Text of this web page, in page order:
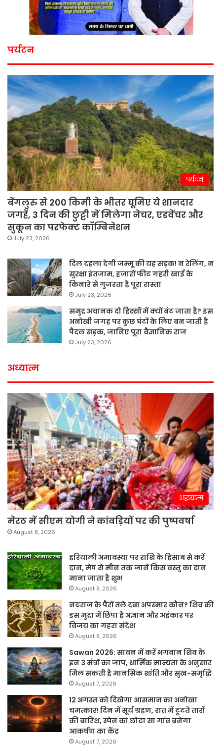
पर्यटन
पर्यटन
बेंगलुरु से 200 किमी के भीतर घूमिए ये शानदार
जगहें, 3 दिन की छुट्टी में मिलेगा नेचर, एडवेंचर और
सुकून का परफेक्ट कॉम्बिनेशन
July 23, 2026
दिल दहला देगी जम्मू की यह सड़क! न रेलिंग, न
सुरक्षा इंतजाम, हजारों फीट गहरी खाई के
किनारे से गुजरता है पूरा रास्ता
July 23, 2026
समुद्र अचानक दो हिस्सों में क्यों बंट जाता है? इस
अनोखी जगह पर कुछ घंटों के लिए बन जाती है
पैदल सड़क, जानिए पूरा वैज्ञानिक राज
July 23, 2026
अध्यात्म
अद्धयात्म
मेरठ में सीएम योगी ने कांवड़ियों पर की पुष्पवर्षा
August 8, 2026
हरियाली अमावस्या पर राशि के हिसाब से करें
दान, मेष से मीन तक जानें किस वस्तु का दान
माना जाता है शुभ
August 8, 2026
नटराज के पैरों तले दबा अपस्मार कौन? शिव की
इस मुद्रा में छिपा है अज्ञान और अहंकार पर
विजय का गहरा संदेश
August 8, 2026
Sawan 2026: सावन में करें भगवान शिव के
इन 3 मंत्रों का जाप, धार्मिक मान्यता के अनुसार
मिल सकती है मानसिक शांति और सुख-समृद्धि
August 7, 2026
12 अगस्त को दिखेगा आसमान का अनोखा
चमत्कार! दिन में सूर्य ग्रहण, रात में टूटते तारों
की बारिश, स्पेन का छोटा सा गांव बनेगा
आकर्षण का केंद्र
August 7, 2026